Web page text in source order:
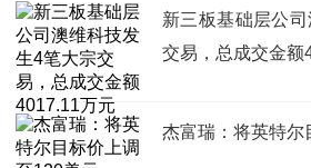
新三板基础层公
交易，总成交金额
杰富瑞：将英特尔